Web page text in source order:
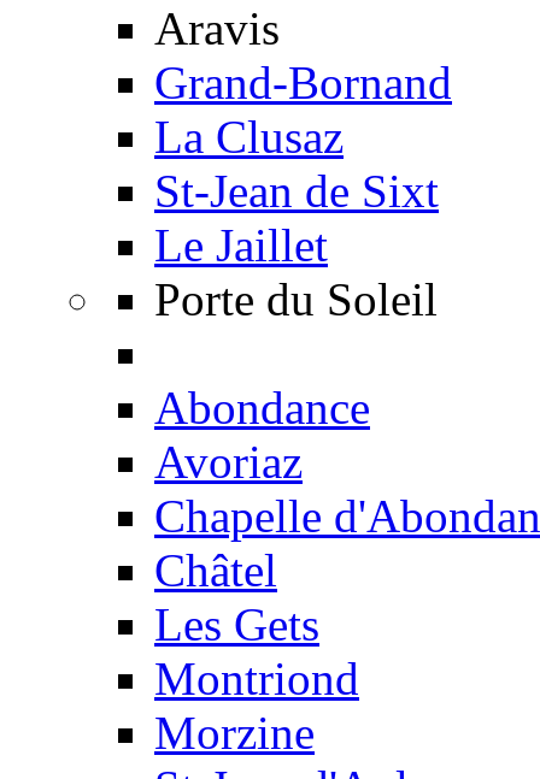
Aravis
Grand-Bornand
La Clusaz
St-Jean de Sixt
Le Jaillet
Porte du Soleil
Abondance
Avoriaz
Chapelle
Châtel
Les Gets
Montriond
Morzine